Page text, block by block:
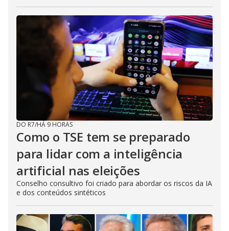
DO R7/HÁ 9 HORAS
Como o TSE tem se preparado
para lidar com a inteligência
artificial nas eleições
Conselho consultivo foi criado para abordar os riscos da IA
e dos conteúdos sintéticos